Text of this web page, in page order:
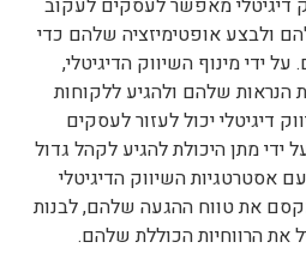
דיגיטלי מאפשר לעסקים לעקוב
ולבצע אופטימיזציה שלהם כדי
ידי מינוף השיווק הדיגיטלי,
הנראות שלהם ולהגיע ללקוחות
דיגיטלי יכול לעזור לעסקים
ידי מתן היכולת להגיע לקהל גדול
אסטרטגיות השיווק הדיגיטלי
את טווח ההגעה שלהם, לבנות
את הרווחיות הכוללת שלהם.